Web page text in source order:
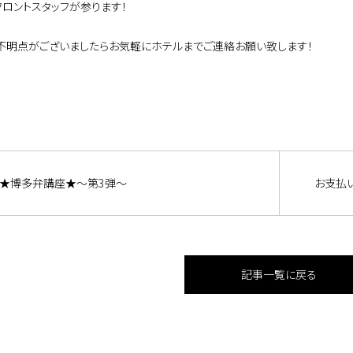
ントスタッフが参ります！
明点がございましたらお気軽にホテルまでご連絡お願い致します！
★博多弁講座★～第3弾～ お支払
記事一覧に戻る